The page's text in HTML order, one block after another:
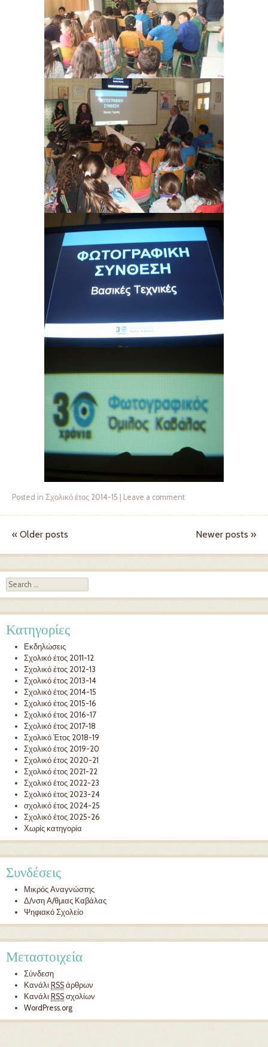
Posted in Σχολικό έτος 2014-15 Leave a comment
Post navigation
« Older posts Newer posts »
Search
Κατηγορίες
Εκδηλώσεις
Σχολικό έτος 2011-12
Σχολικό έτος 2012-13
Σχολικό έτος 2013-14
Σχολικό έτος 2014-15
Σχολικό έτος 2015-16
Σχολικό έτος 2016-17
Σχολικό έτος 2017-18
Σχολικό Έτος 2018-19
Σχολικό έτος 2019-20
Σχολικό έτος 2020-21
Σχολικό έτος 2021-22
Σχολικό έτος 2022-23
Σχολικό έτος 2023-24
σχολικό έτος 2024-25
Σχολικό έτος 2025-26
Χωρίς κατηγορία
Συνδέσεις
Μικρός Αναγνώστης
Δ/νση Α/θμιας Καβάλας
Ψηφιακό Σχολείο
Μεταστοιχεία
Σύνδεση
Κανάλι RSS άρθρων
Κανάλι RSS σχολίων
WordPress.org